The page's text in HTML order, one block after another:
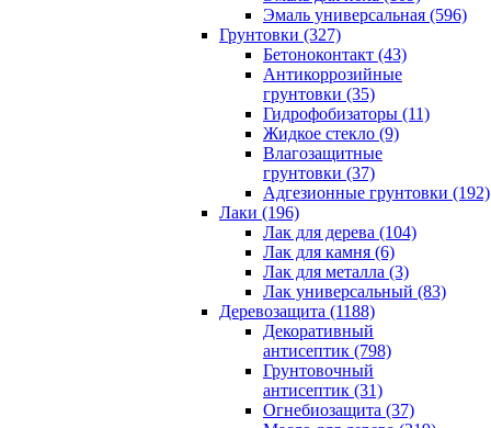
Эмаль универсальная (596)
Грунтовки (327)
Бетоноконтакт (43)
Антикоррозийные
грунтовки (35)
Гидрофобизаторы (11)
Жидкое стекло (9)
Влагозащитные
грунтовки (37)
Адгезионные грунтовки (192)
Лаки (196)
Лак для дерева (104)
Лак для камня (6)
Лак для металла (3)
Лак универсальный (83)
Деревозащита (1188)
Декоративный
антисептик (798)
Грунтовочный
антисептик (31)
Огнебиозащита (37)